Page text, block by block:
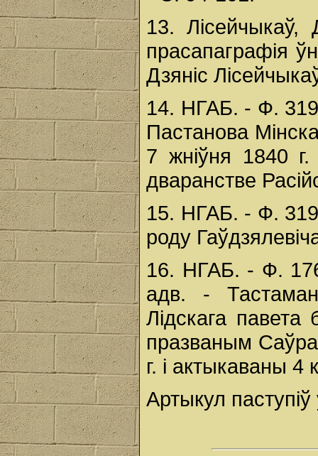
13.
прасапаграфія
Дзяніс
14. НГАБ. - Ф.
Пастанова
7 жніўня 1840 г.
дваранстве
15. НГАБ. - Ф.
роду
16. НГАБ. - Ф.
адв. -
Лідскага
празваным
г. і актыкаваны 4
Артыкул